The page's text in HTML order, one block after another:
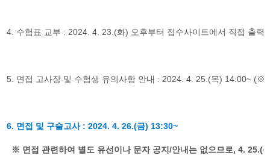
4. 수험표 교부 : 2024. 4. 23.(화) 오후부터 접수사이트에서 직접 출력
5. 면접 고사장 및 수험생 유의사항 안내 : 2024. 4. 25.(목) 14:00~ (※
6. 면 접 및 구술고사 : 2024. 4. 26.(금) 13:30~
※ ​ 면접 관련하여 별도 유선이나 문자 공지/안내는 없으므로, 4. 25.(